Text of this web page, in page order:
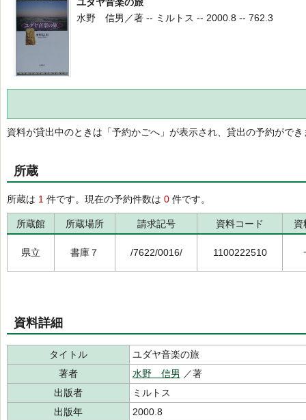
水野 信男／著 -- ミルトス -- 2000.8 -- 762.3
資料が貸出中のときは「予約かごへ」が表示され、貸出の予約ができ
所蔵
所蔵は 1 件です。現在の予約件数は 0 件です。
所蔵館 所蔵場所 請求記号 資料コード 資
県立 書庫７ /7622/0016/ 1100222510
資料詳細
タイトル
ユダヤ音楽の旅
著者
水野 信男 ／著
出版者
ミルトス
出版年
2000.8